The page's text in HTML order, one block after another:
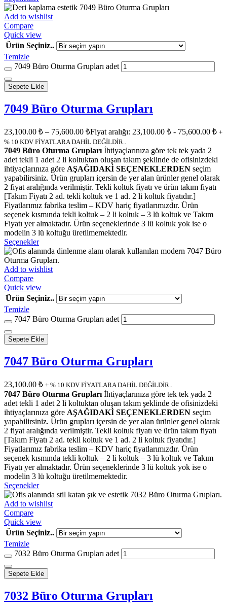
Add to wishlist
Compare
Quick view
Ürün Seçiniz..
Temizle
7049 Büro Oturma Grupları adet
Sepete Ekle
7049 Büro Oturma Grupları
23,100.00 ₺ – 75,600.00 ₺Fiyat aralığı: 23,100.00 ₺ - 75,600.00 ₺ +
% 10 KDV FİYATLARA DAHİL DEĞİLDİR..
7049 Büro Oturma Grupları İhtiyaçlarınıza göre tek tek yada 2
adet tekli 1 adet 2 li koltuktan oluşan takım şeklinde de ofisinizdeki
ihtiyaçlarınıza göre AŞAĞIDAKİ SEÇENEKLERDEN seçim
yapabilirsiniz. Ürün grupları içersin de yer alan ürünler genel olarak
2 fiyat aralığında verilmiştir. Tekli koltuk fiyatı ve ürün takım fiyatı
[Takım Fiyatı 2 ad. tekli koltuk ve 1 ad. 2 li koltuk fiyatıdır.]
Fiyatlarımız fabrika teslim – KDV hariç fiyatlarımızdır. Ürün
seçenek kısmında tekli koltuk – 2 li koltuk – 3 lü koltuk ve Takım
Fiyatı yer almaktadır. Ürün seçeneklerinde 3 lü koltuk yok ise o
modelin 3 lü koltuğu üretilmemektedir.
Seçenekler
Add to wishlist
Compare
Quick view
Ürün Seçiniz..
Temizle
7047 Büro Oturma Grupları adet
Sepete Ekle
7047 Büro Oturma Grupları
23,100.00 ₺ + % 10 KDV FİYATLARA DAHİL DEĞİLDİR..
7047 Büro Oturma Grupları İhtiyaçlarınıza göre tek tek yada 2
adet tekli 1 adet 2 li koltuktan oluşan takım şeklinde de ofisinizdeki
ihtiyaçlarınıza göre AŞAĞIDAKİ SEÇENEKLERDEN seçim
yapabilirsiniz. Ürün grupları içersin de yer alan ürünler genel olarak
2 fiyat aralığında verilmiştir. Tekli koltuk fiyatı ve ürün takım fiyatı
[Takım Fiyatı 2 ad. tekli koltuk ve 1 ad. 2 li koltuk fiyatıdır.]
Fiyatlarımız fabrika teslim – KDV hariç fiyatlarımızdır. Ürün
seçenek kısmında tekli koltuk – 2 li koltuk – 3 lü koltuk ve Takım
Fiyatı yer almaktadır. Ürün seçeneklerinde 3 lü koltuk yok ise o
modelin 3 lü koltuğu üretilmemektedir.
Seçenekler
Add to wishlist
Compare
Quick view
Ürün Seçiniz..
Temizle
7032 Büro Oturma Grupları adet
Sepete Ekle
7032 Büro Oturma Grupları